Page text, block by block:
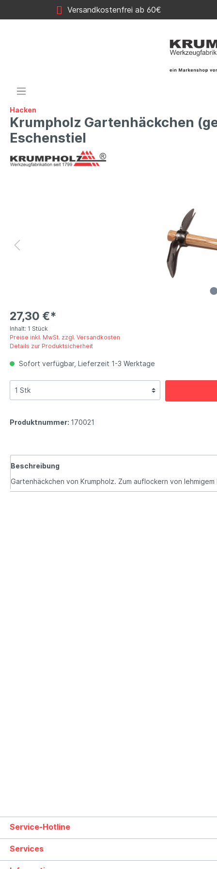
Versandkostenfrei ab 60€
Hacken
Krumpholz Gartenhäckchen
Eschenstiel
27,30 €*
Inhalt: 1 Stück
Preise inkl. MwSt. zzgl. Versandkosten
Details zur Produktsicherheit
Sofort verfügbar, Lieferzeit 1-3 Werktage
Produktnummer: 170021
Beschreibung
Gartenhäckchen von Krumpholz. Zum auflockern von
Service-Hotline
Services